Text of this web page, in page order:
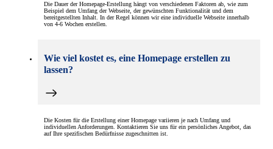
Die Dauer der Homepage-Erstellung hängt von verschiedenen Faktoren ab, wie zum
Beispiel dem Umfang der Webseite, der gewünschten Funktionalität und dem
bereitgestellten Inhalt. In der Regel können wir eine individuelle Webseite innerhalb
von 4-6 Wochen erstellen.
Wie viel kostet es, eine Homepage erstellen zu
lassen?
Die Kosten für die Erstellung einer Homepage variieren je nach Umfang und
individuellen Anforderungen. Kontaktieren Sie uns für ein persönliches Angebot, das
auf Ihre spezifischen Bedürfnisse zugeschnitten ist.